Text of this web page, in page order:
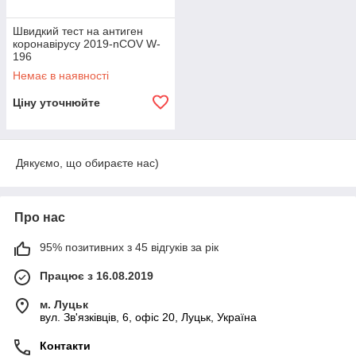
Швидкий тест на антиген
коронавірусу 2019-nCOV W-
196
Немає в наявності
Ціну уточнюйте
Дякуємо, що обираєте нас)
Про нас
95% позитивних з 45 відгуків за рік
Працює з 16.08.2019
м. Луцьк
вул. Зв'язківців, 6, офіс 20, Луцьк, Україна
Контакти